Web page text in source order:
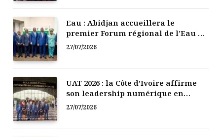
Eau : Abidjan accueillera le
premier Forum régional de l’Eau de
l’Afrique de l’Ouest
27/07/2026
UAT 2026 : la Côte d’Ivoire affirme
son leadership numérique en
Afrique
27/07/2026